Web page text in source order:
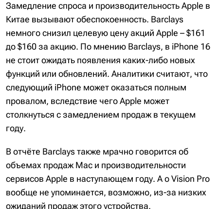
Замедление спроса и производительность Apple в
Китае вызывают обеспокоенность. Barclays
немного снизил целевую цену акций Apple – $161
до $160 за акцию. По мнению Barclays, в iPhone 16
не стоит ожидать появления каких-либо новых
функций или обновлений. Аналитики считают, что
следующий iPhone может оказаться полным
провалом, вследствие чего Apple может
столкнуться с замедлением продаж в текущем
году.
В отчёте Barclays также мрачно говорится об
объемах продаж Mac и производительности
сервисов Apple в наступающем году. А о Vision Pro
вообще не упоминается, возможно, из-за низких
ожиданий продаж этого устройства.